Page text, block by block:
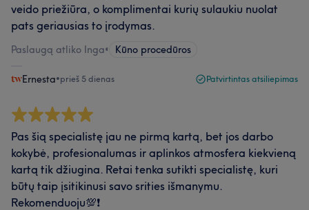
veido priežiūra, o komplimentai kurių sulaukiu nuolat
pats geriausias to įrodymas.
Paslaugą atliko Inga• Kūno procedūros
Ernesta•prieš 5 dienas Patvirtintas atsiliepimas
Pas šią specialistę jau ne pirmą kartą, bet jos darbo
kokybė, profesionalumas ir aplinkos atmosfera kiekvieną
kartą tik džiugina. Retai tenka sutikti specialistę, kuri
būtų taip įsitikinusi savo srities išmanymu.
Rekomenduoju💯❗️